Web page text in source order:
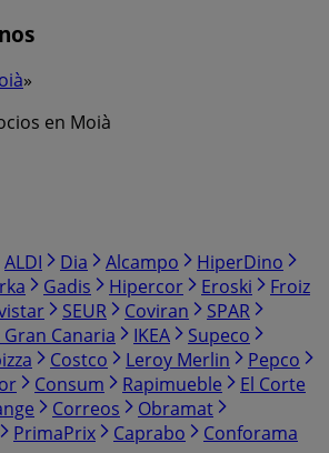
»
en Moià
ALDI Dia Alcampo
HiperDino
Gadis Hipercor Eroski
Froiz
SEUR Coviran
SPAR
Gran Canaria IKEA
Supeco
Costco Leroy Merlin
Pepco
Consum Rapimueble
El Corte
Correos
Obramat
PrimaPrix Caprabo Conforama